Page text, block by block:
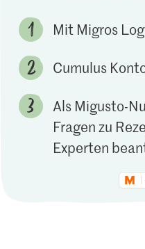
Mit Migros
Cumulus
Als Migusto-
Fragen zu
Experten